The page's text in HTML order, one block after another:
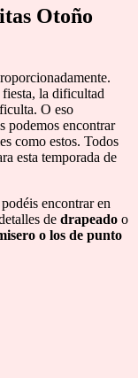
Otoño
fiesta, la dificultad
O eso
podemos encontrar
como estos. Todos
esta temporada de
encontrar en
de drapeado o
o los de punto